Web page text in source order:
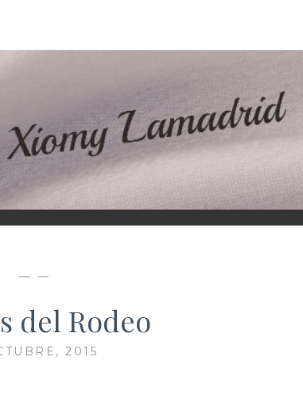
— —
del Rodeo
2015